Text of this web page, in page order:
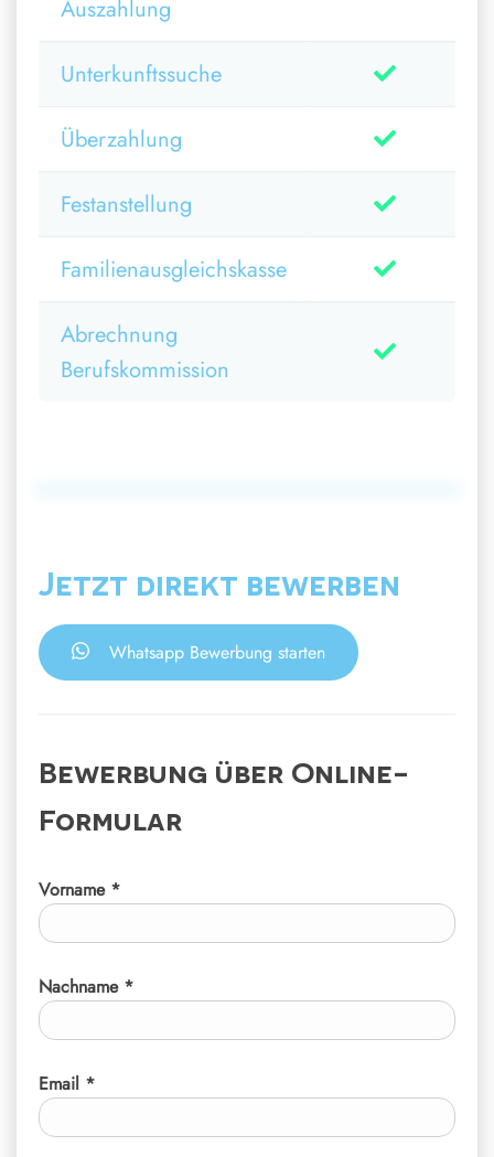
Auszahlung
Unterkunftssuche
Überzahlung
Festanstellung
Familienausgleichskasse
Abrechnung
Berufskommission
Jetzt direkt bewerben
Whatsapp Bewerbung starten
Bewerbung über Online-
Formular
Vorname *
Nachname *
Email *